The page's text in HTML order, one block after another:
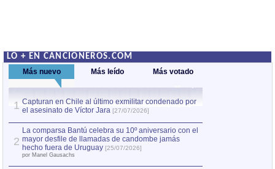
LO + EN CANCIONEROS.COM
Más nuevo Más leído Más votado
1 Capturan en Chile al último exmilitar condenado por
el asesinato de Víctor Jara [27/07/2026]
2
La comparsa Bantú celebra su 10º aniversario con el
mayor desfile de llamadas de candombe jamás
hecho fuera de Uruguay [25/07/2026]
por Manel Gausachs